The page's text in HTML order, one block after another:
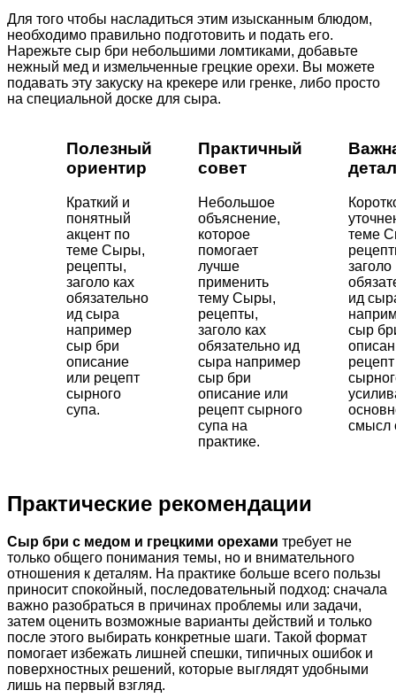
Для того чтобы насладиться этим изысканным блюдом,
необходимо правильно подготовить и подать его.
Нарежьте сыр бри небольшими ломтиками, добавьте
нежный мед и измельченные грецкие орехи. Вы можете
подавать эту закуску на крекере или гренке, либо просто
на специальной доске для сыра.
Полезный
ориентир
Краткий и
понятный
акцент по
теме Сыры,
рецепты,
заголо ках
обязательно
ид сыра
например
сыр бри
описание
или рецепт
сырного
супа.
Практичный
совет
Небольшое
объяснение,
которое
помогает
лучше
применить
тему Сыры,
рецепты,
заголо ках
обязательно ид
сыра например
сыр бри
описание или
рецепт сырного
супа на
практике.
теме
заголо
ид
сыр
рецепт
смысл
Практические рекомендации
Сыр бри с медом и грецкими орехами требует не
только общего понимания темы, но и внимательного
отношения к деталям. На практике больше всего пользы
приносит спокойный, последовательный подход: сначала
важно разобраться в причинах проблемы или задачи,
затем оценить возможные варианты действий и только
после этого выбирать конкретные шаги. Такой формат
помогает избежать лишней спешки, типичных ошибок и
поверхностных решений, которые выглядят удобными
лишь на первый взгляд.